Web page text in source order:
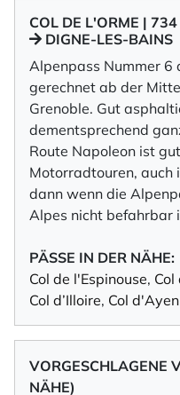
COL DE L'ORME |
DIGNE-LES-BAINS
Alpenpass Nummer 6
gerechnet ab der
Grenoble. Gut
dementsprechend
Route Napoleon ist
Motorradtouren, auch
dann wenn die
Alpes nicht befahrbar
PÄSSE IN DER NÄHE:
Col de l'Espinouse, Col
Col d’Illoire, Col d'Ayen
VORGESCHLAGENE
NÄHE)